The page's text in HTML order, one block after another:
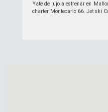
Yate de lujo a estrenar en
charter Montecarlo 66. Jet ski